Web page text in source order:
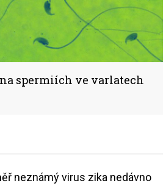
spermiích ve varlatech
neznámý virus zika nedávno